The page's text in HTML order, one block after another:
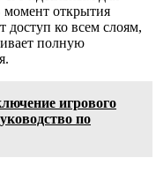
открытия
доступ ко всем слоям,
полную
игрового
по